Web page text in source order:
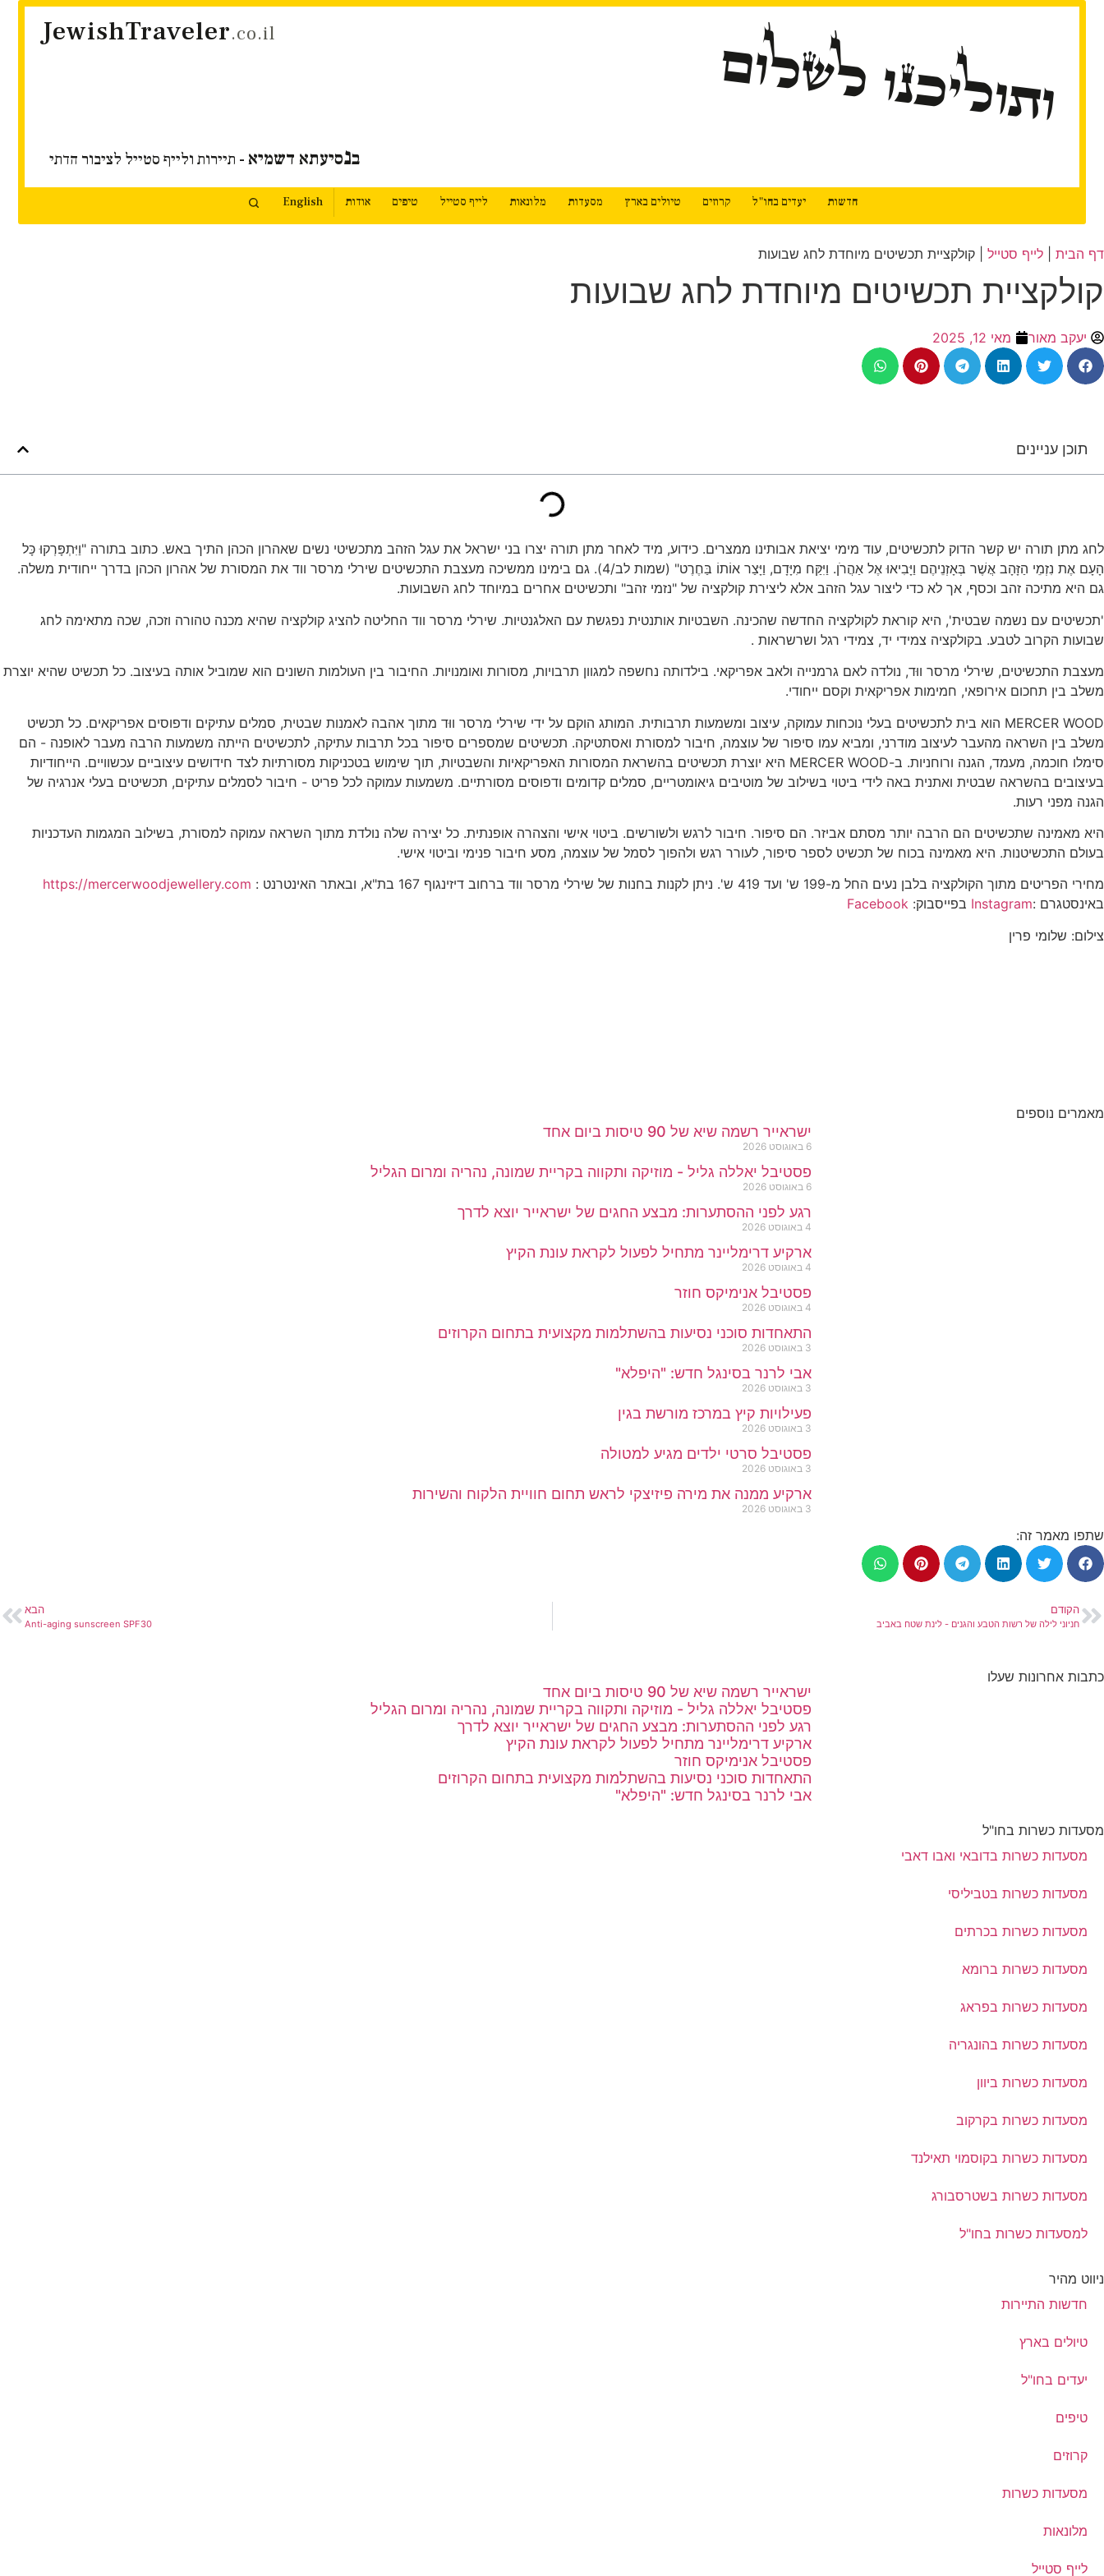
JewishTraveler.co.il ותוליכנו לשלום
בנסיעתא דשמיא - תיירות ולייף סטייל לציבור הדתי
חדשות יעדים בחו"ל קרוזים טיולים בארץ מסעדות מלונאות לייף סטייל טיפים אודות English
דף הבית לייף סטייל קולקציית תכשיטים מיוחדת לחג שבועות
קולקציית תכשיטים מיוחדת לחג שבועות
יעקב מאור מאי 12, 2025
תוכן עניינים
לחג מתן תורה יש קשר הדוק לתכשיטים, עוד מימי יציאת אבותינו ממצרים. כידוע, מיד לאחר מתן תורה יצרו בני ישראל את עגל הזהב מתכשיטי נשים שאהרון הכהן התיך באש. כתוב בתורה "וַיִּתְפָּרְקוּ כָּל
הָעָם אֶת נִזְמֵי הַזָּהָב אֲשֶׁר בְּאָזְנֵיהֶם וַיָּבִיאוּ אֶל אַהֲרֹן. וַיִּקַּח מִיָּדָם, וַיָּצַר אוֹתוֹ בַּחֶרֶט" (שמות לב/4). גם בימינו ממשיכה מעצבת התכשיטים שירלי מרסר ווד את המסורת של אהרון הכהן בדרך ייחודית משלה.
גם היא מתיכה זהב וכסף, אך לא כדי ליצור עגל הזהב אלא ליצירת קולקציה של "נזמי זהב" ותכשיטים אחרים במיוחד לחג השבועות.
'תכשיטים עם נשמה שבטית', היא קוראת לקולקציה החדשה שהכינה. השבטיות אותנטית נפגשת עם האלגנטיות. שירלי מרסר ווד החליטה להציג קולקציה שהיא מכנה טהורה וזכה, שכה מתאימה לחג
שבועות הקרוב לטבע. בקולקציה צמידי יד, צמידי רגל ושרשראות .
מעצבת התכשיטים, שירלי מרסר ווּד, נולדה לאם גרמנייה ולאב אפריקאי. בילדותה נחשפה למגוון תרבויות, מסורות ואומנויות. החיבור בין העולמות השונים הוא שמוביל אותה בעיצוב. כל תכשיט שהיא יוצרת
משלב בין תחכום אירופאי, חמימות אפריקאית וקסם ייחודי.
MERCER WOOD הוא בית לתכשיטים בעלי נוכחות עמוקה, עיצוב ומשמעות תרבותית. המותג הוקם על ידי שירלי מרסר ווּד מתוך אהבה לאמנות שבטית, סמלים עתיקים ודפוסים אפריקאים. כל תכשיט
משלב בין השראה מהעבר לעיצוב מודרני, ומביא עמו סיפור של עוצמה, חיבור למסורת ואסתטיקה. תכשיטים שמספרים סיפור בכל תרבות עתיקה, לתכשיטים הייתה משמעות הרבה מעבר לאופנה - הם
סימלו חוכמה, מעמד, הגנה ורוחניות. ב-MERCER WOOD היא יוצרת תכשיטים בהשראת המסורות האפריקאיות והשבטיות, תוך שימוש בטכניקות מסורתיות לצד חידושים עיצוביים עכשוויים. הייחודיות
בעיצובים בהשראה שבטית ואתנית באה לידי ביטוי בשילוב של מוטיבים גיאומטריים, סמלים קדומים ודפוסים מסורתיים. משמעות עמוקה לכל פריט - חיבור לסמלים עתיקים, תכשיטים בעלי אנרגיה של
הגנה מפני רעות.
‎היא מאמינה שתכשיטים הם הרבה יותר מסתם אביזר. הם סיפור. חיבור לרגש ולשורשים. ביטוי אישי והצהרה אופנתית. כל יצירה שלה נולדת מתוך השראה עמוקה למסורת, בשילוב המגמות העדכניות
בעולם התכשיטנות. ‎היא מאמינה בכוח של תכשיט לספר סיפור, לעורר רגש ולהפוך לסמל של עוצמה, מסע חיבור פנימי וביטוי אישי.
מחירי הפריטים מתוך הקולקציה בלבן נעים החל מ-199 ש' ועד 419 ש'. ניתן לקנות בחנות של שירלי מרסר ווד ברחוב דיזינגוף 167 בת"א, ובאתר האינטרנט :
https://mercerwoodjewellery.com
באינסטגרם :Instagram בפייסבוק: Facebook
צילום: שלומי פרין
מאמרים נוספים
ישראייר רשמה שיא של 90 טיסות ביום אחד
6 באוגוסט 2026
פסטיבל יאללה גליל - מוזיקה ותקווה בקריית שמונה, נהריה ומרום הגליל
6 באוגוסט 2026
רגע לפני ההסתערות: מבצע החגים של ישראייר יוצא לדרך
4 באוגוסט 2026
ארקיע דרימליינר מתחיל לפעול לקראת עונת הקיץ
4 באוגוסט 2026
פסטיבל אנימיקס חוזר
4 באוגוסט 2026
התאחדות סוכני נסיעות בהשתלמות מקצועית בתחום הקרוזים
3 באוגוסט 2026
אבי לרנר בסינגל חדש: "היפלא"
3 באוגוסט 2026
פעילויות קיץ במרכז מורשת בגין
3 באוגוסט 2026
פסטיבל סרטי ילדים מגיע למטולה
3 באוגוסט 2026
ארקיע ממנה את מירה פיזיצקי לראש תחום חוויית הלקוח והשירות
3 באוגוסט 2026
שתפו מאמר זה:
הקודם
חניוני לילה של רשות הטבע והגנים - לינת שטח באביב
הבא
Anti-aging sunscreen SPF30
כתבות אחרונות שעלו
ישראייר רשמה שיא של 90 טיסות ביום אחד
פסטיבל יאללה גליל - מוזיקה ותקווה בקריית שמונה, נהריה ומרום הגליל
רגע לפני ההסתערות: מבצע החגים של ישראייר יוצא לדרך
ארקיע דרימליינר מתחיל לפעול לקראת עונת הקיץ
פסטיבל אנימיקס חוזר
התאחדות סוכני נסיעות בהשתלמות מקצועית בתחום הקרוזים
אבי לרנר בסינגל חדש: "היפלא"
מסעדות כשרות בחו"ל
מסעדות כשרות בדובאי ואבו דאבי
מסעדות כשרות בטביליסי
מסעדות כשרות בכרתים
מסעדות כשרות ברומא
מסעדות כשרות בפראג
מסעדות כשרות בהונגריה
מסעדות כשרות ביוון
מסעדות כשרות בקרקוב
מסעדות כשרות בקוסמוי תאילנד
מסעדות כשרות בשטרסבורג
למסעדות כשרות בחו"ל
ניווט מהיר
חדשות התיירות
טיולים בארץ
יעדים בחו"ל
טיפים
קרוזים
מסעדות כשרות
מלונאות
לייף סטייל